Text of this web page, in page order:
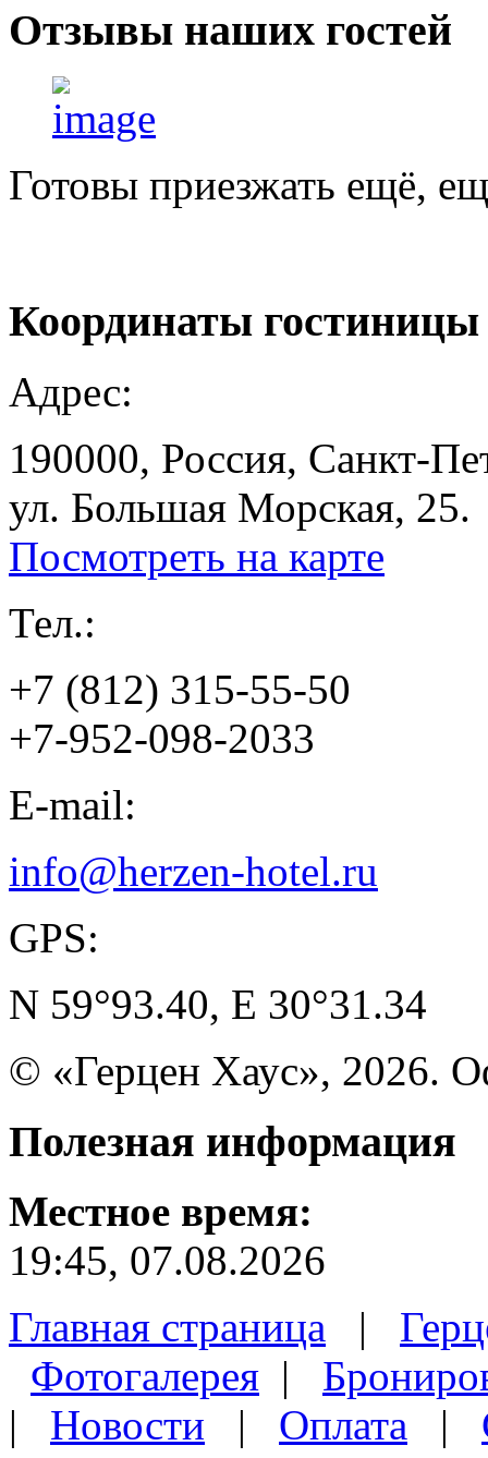
Отзывы наших гостей
Готовы приезжать ещё,
Координаты гостиницы
Адрес:
190000, Россия, Санкт-
ул. Большая Морская, 25.
Посмотреть на карте
Тел.:
+7 (812) 315-55-50
+7-952-098-2033
E-mail:
info@herzen-hotel.ru
GPS:
N 59°93.40, E 30°31.34
© «Герцен Хаус», 2026.
Полезная информация
Местное время:
19:45, 07.08.2026
Главная страница |
Фотогалерея |
| Новости | Оплата |